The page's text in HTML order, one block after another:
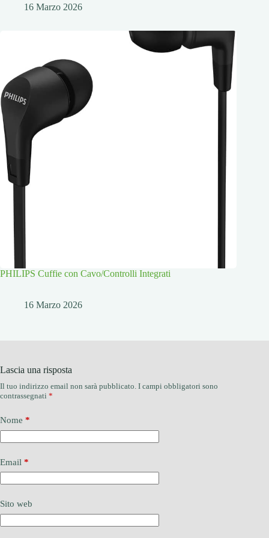
16 Marzo 2026
PHILIPS Cuffie con Cavo/Controlli Integrati
16 Marzo 2026
Lascia una risposta
Il tuo indirizzo email non sarà pubblicato. I campi obbligatori sono
contrassegnati *
Nome *
Email *
Sito web